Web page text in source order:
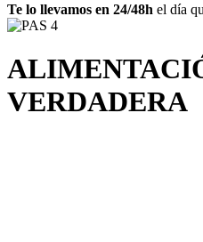
Te lo llevamos en 24/48h el día
VERDADERA